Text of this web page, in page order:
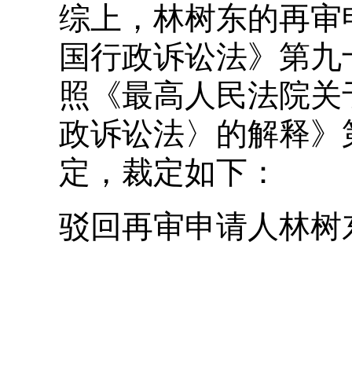
综上，林树东的再
国行政诉讼法》第
照《最高人民法院
政诉讼法〉的解释
定，裁定如下：
驳回再审申请人林
一切法律中最重要的法律
上，而是铭刻在公民的内